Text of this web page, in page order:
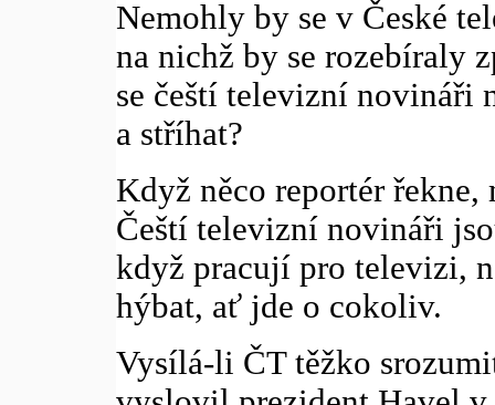
Nemohly by se v České
na nichž by se rozebíraly
se čeští televizní novináři
a stříhat?
Když něco reportér
Čeští televizní novináři
když pracují pro televizi,
hýbat, ať jde o cokoliv.
Vysílá-li ČT těžko